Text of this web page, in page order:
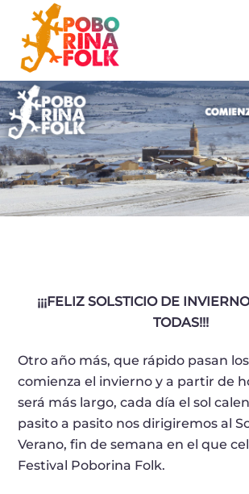
content
¡¡¡FELIZ SOLSTICIO DE
TODAS!!!
Otro año más, que rápido pasan
comienza el invierno y a partir de
será más largo, cada día el sol
pasito a pasito nos dirigiremos al
Verano, fin de semana en el que
Festival Poborina Folk.